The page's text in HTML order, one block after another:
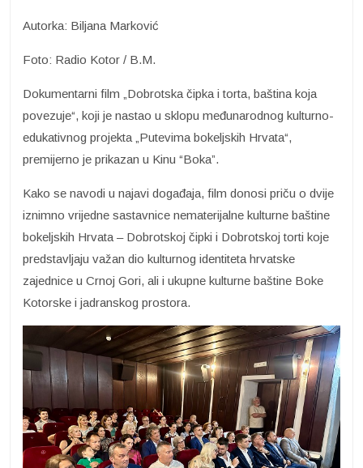
Autorka: Biljana Marković
Foto: Radio Kotor / B.M.
Dokumentarni film „Dobrotska čipka i torta, baština koja
povezuje“, koji je nastao u sklopu međunarodnog kulturno-
edukativnog projekta „Putevima bokeljskih Hrvata“,
premijerno je prikazan u Kinu “Boka”.
Kako se navodi u najavi događaja, film donosi priču o dvije
iznimno vrijedne sastavnice nematerijalne kulturne baštine
bokeljskih Hrvata – Dobrotskoj čipki i Dobrotskoj torti koje
predstavljaju važan dio kulturnog identiteta hrvatske
zajednice u Crnoj Gori, ali i ukupne kulturne baštine Boke
Kotorske i jadranskog prostora.